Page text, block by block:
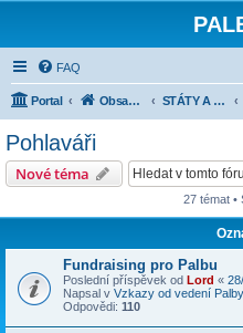
FAQ
Portal Obsah fóra STÁTY A JEJICH ARMÁDY 1918-1945
Pohlaváři
Nové téma
27 témat •
Fundraising pro Palbu
Poslední příspěvek od Lord «
Napsal v Vzkazy od vedení Palby
Odpovědi: 110